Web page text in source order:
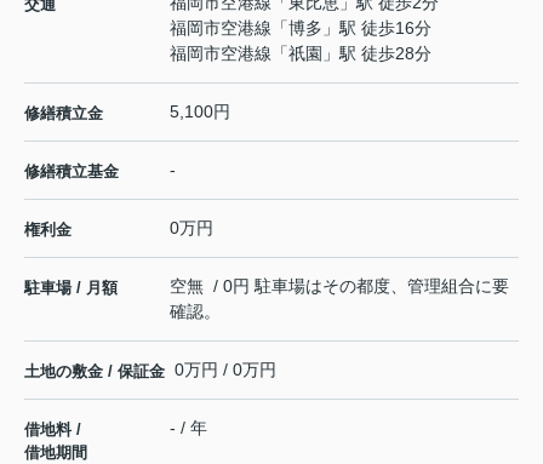
交通
福岡市空港線 「博多 」駅 徒歩16分
福岡市空港線 「祇園 」駅 徒歩28分
修繕積立金 5,100円
修繕積立基金 -
権利金 0万円
駐車場 / 月額
空無 / 0円 駐車場はその都度、管理組合に要
確認。
土地の敷金 / 保証金 0万円 / 0万円
借地料 /
借地期間
- / 年